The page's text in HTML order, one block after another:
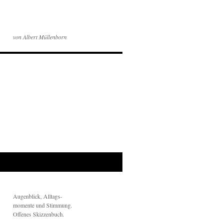
von Albert Müllenborn
Augenblick, Alltags-
momente und Stimmung.
Offenes Skizzenbuch.